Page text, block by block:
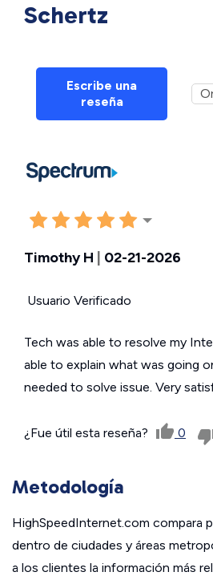
Schertz
Escribe una
reseña
Timothy H 02-21-2026
Usuario Verificado
Tech was able to resolve my
able to explain what was going
needed to solve issue. Very
¿Fue útil esta reseña? 0
Metodología
HighSpeedInternet.com compara
dentro de ciudades y áreas
a los clientes la información más